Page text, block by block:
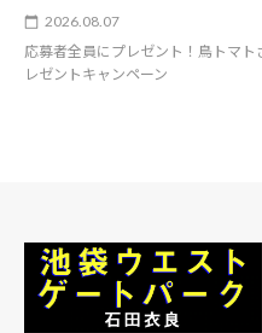
2026.08.07
応募者全員にプレゼント！鳥トマ
レゼントキャンペーン